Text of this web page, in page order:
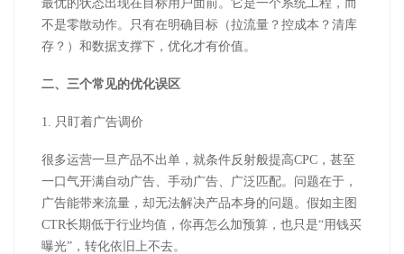
最优的状态出现在目标用户面前。它是一个系统工程，而
不是零散动作。只有在明确目标（拉流量？控成本？清库
存？）和数据支撑下，优化才有价值。
二、三个常见的优化误区
1. 只盯着广告调价
很多运营一旦产品不出单，就条件反射般提高CPC，甚至
一口气开满自动广告、手动广告、广泛匹配。问题在于，
广告能带来流量，却无法解决产品本身的问题。假如主图
CTR长期低于行业均值，你再怎么加预算，也只是“用钱买
曝光”，转化依旧上不去。